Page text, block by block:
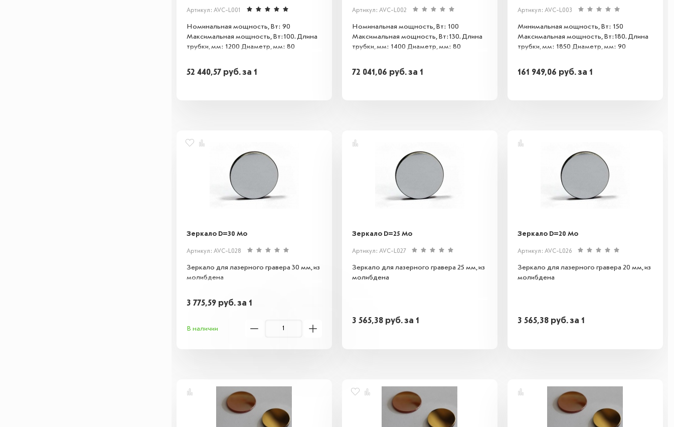
Артикул: AVC-L001
Номинальная мощность, Вт: 90
Максимальная мощность, Вт:100. Длина
трубки, мм: 1200 Диаметр, мм: 80
52 440,57 руб.за 1
Артикул: AVC-L002
Номинальная мощность, Вт: 100
Максимальная мощность, Вт:130. Длина
трубки, мм: 1400 Диаметр, мм: 80
72 041,06 руб.за 1
Артикул: AVC-L003
Минимальная мощность, Вт: 150
Максимальная мощность, Вт:180. Длина
трубки, мм: 1850 Диаметр, мм: 90
161 949,06 руб.за 1
Зеркало D=30 Mo
Артикул: AVC-L028
Зеркало для лазерного гравера 30 мм, из
молибдена
3 775,59 руб.за 1
В наличии
Зеркало D=25 Mo
Артикул: AVC-L027
Зеркало для лазерного гравера 25 мм, из
молибдена
3 565,38 руб.за 1
Зеркало D=20 Mo
Артикул: AVC-L026
Зеркало для лазерного гравера 20 мм, из
молибдена
3 565,38 руб.за 1